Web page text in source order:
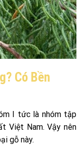
Có Bền
I tức là nhóm tập
Việt Nam. Vậy nên
gỗ này.